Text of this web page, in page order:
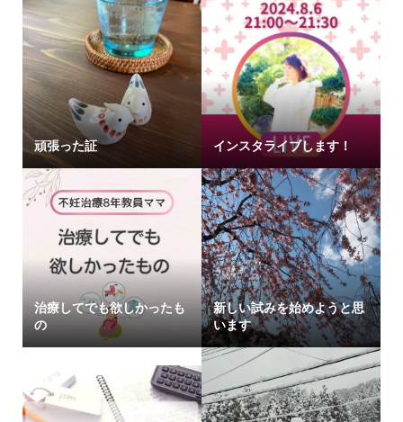
頑張った証 インスタライブします！
治療してでも欲しかったも
の
新しい試みを始めようと思
います